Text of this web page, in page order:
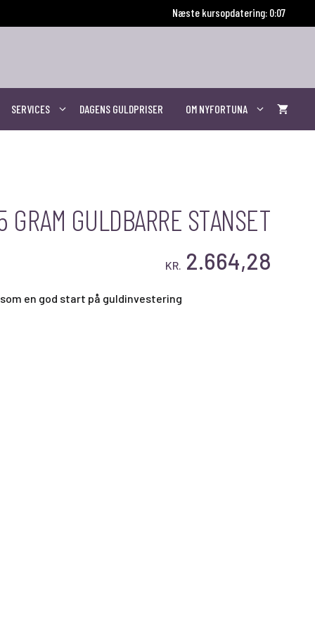
Næste kursopdatering: 0:07
SERVICES DAGENS GULDPRISER OM NYFORTUNA
GULDBARRE STANSET
KR. 2.664,28
en god start på guldinvestering